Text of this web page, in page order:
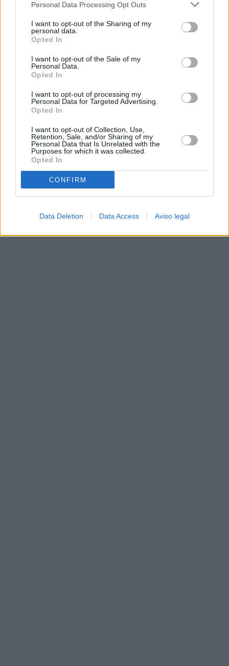
negar su consentimiento. Tenga en cuenta que algún
de su consentimiento, pero usted tiene el derecho de
rechazar tal procesamiento. Sus preferencias se aplicarán
cualquier momento entrando de nuevo en este sitio web o
visitando nuestra política de privacidad.
Personal Data Processing Opt Outs
I want to opt-out of the Sharing of my
personal data.
Opted In
I want to opt-out of the Sale of my
Personal Data.
Opted In
I want to opt-out of processing my
Personal Data for Targeted Advertising.
Opted In
I want to opt-out of Collection, Use,
Retention, Sale, and/or Sharing of my
Personal Data that Is Unrelated with the
Purposes for which it was collected.
Opted In
CONFIRM
Data Deletion Data Access Aviso legal